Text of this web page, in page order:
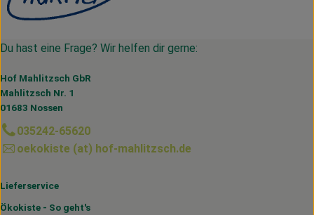
Du hast eine Frage? Wir helfen dir gerne:
Hof Mahlitzsch GbR
Mahlitzsch Nr. 1
01683 Nossen
035242-65620
oekokiste (at) hof-mahlitzsch.de
Lieferservice
Ökokiste - So geht's